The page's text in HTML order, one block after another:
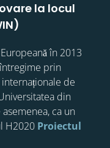
la locul
în 2013
prin
de
din
ca un
H2020 Proiectul